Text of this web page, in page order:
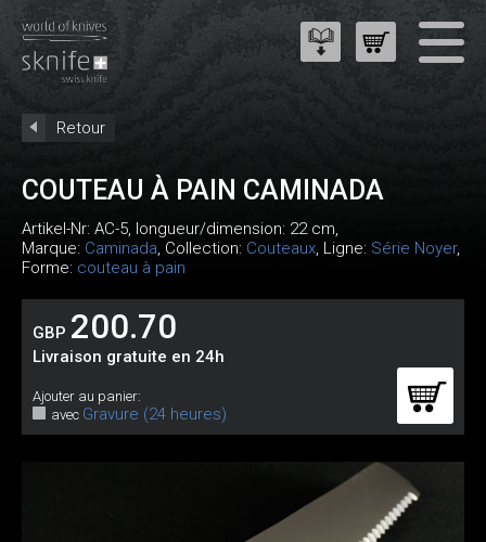
Retour
COUTEAU À PAIN CAMINADA
Artikel-Nr: AC-5, longueur/dimension: 22 cm,
Marque: Caminada, Collection: Couteaux, Ligne: Série Noyer,
Forme: couteau à pain
GBP 200.70
Livraison gratuite en 24h
Ajouter au panier:
avec Gravure (24 heures)